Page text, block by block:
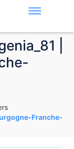
|
Franche-